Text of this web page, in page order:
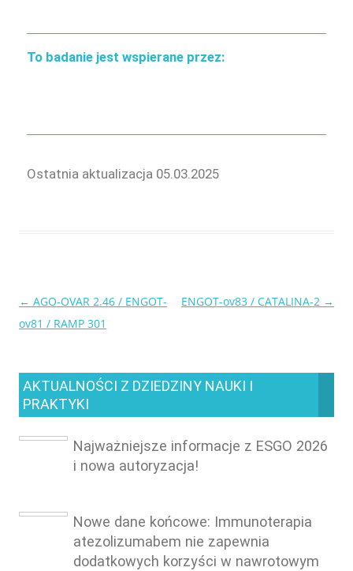
To badanie jest wspierane przez:
Ostatnia aktualizacja 05.03.2025
Nawigacja
wpisu
← AGO-OVAR 2.46 / ENGOT-
ov81 / RAMP 301
ENGOT-ov83 / CATALINA-2 →
AKTUALNOŚCI Z DZIEDZINY NAUKI I
PRAKTYKI
Najważniejsze informacje z ESGO 2026
i nowa autoryzacja!
Nowe dane końcowe: Immunoterapia
atezolizumabem nie zapewnia
dodatkowych korzyści w nawrotowym